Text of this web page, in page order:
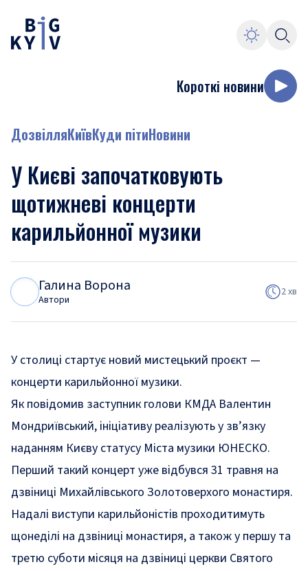
Короткі новини
ДозвілляКиївКуди пітиНовини
У Києві започатковують
щотижневі концерти
карильйонної музики
Галина Ворона
Автори
2 хв
У столиці стартує новий мистецький проєкт —
концерти карильйонної музики.
Як повідомив заступник голови КМДА Валентин
Мондриївський, ініціативу реалізують у зв’язку
наданням Києву статусу Міста музики ЮНЕСКО.
Перший такий концерт уже відбувся 31 травня на
дзвіниці Михайлівського Золотоверхого монастиря.
Надалі виступи карильйоністів проходитимуть
щонеділі на дзвіниці монастиря, а також у першу та
третю суботи місяця на дзвіниці церкви Святого